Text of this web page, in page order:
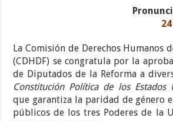
La Comisión de Derechos Humanos
(CDHDF) se congratula por la
de Diputados de la Reforma a
Constitución Política de los Estados
que garantiza la paridad de género
públicos de los tres Poderes de la